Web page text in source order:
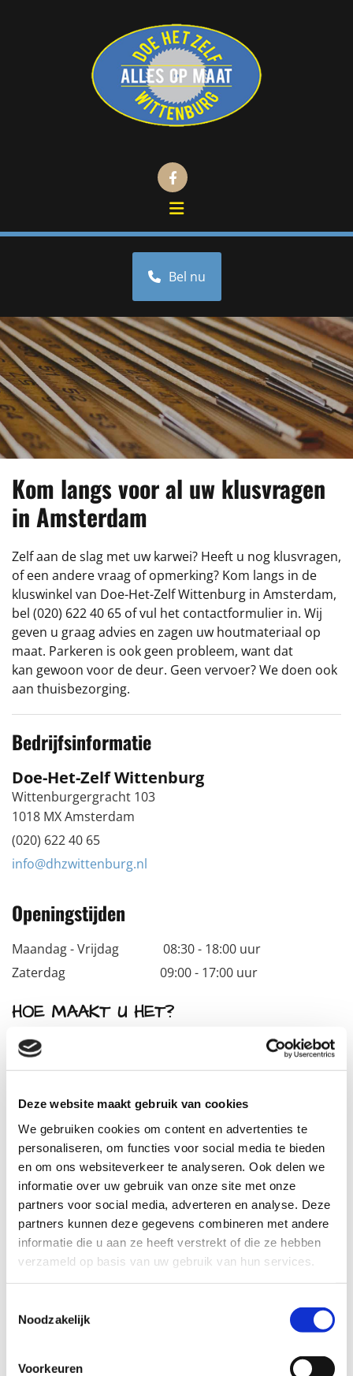
Deze website maakt gebruik van cookies
We gebruiken cookies om content en advertenties te
personaliseren, om functies voor social media te bieden
en om ons websiteverkeer te analyseren. Ook delen we
informatie over uw gebruik van onze site met onze
partners voor social media, adverteren en analyse. Deze
partners kunnen deze gegevens combineren met andere
informatie die u aan ze heeft verstrekt of die ze hebben
verzameld op basis van uw gebruik van hun services.
Noodzakelijk
Voorkeuren
Bel nu
Kom langs voor al uw klusvragen
in Amsterdam
Zelf aan de slag met uw karwei? Heeft u nog klusvragen,
of een andere vraag of opmerking? Kom langs in de
kluswinkel van Doe-Het-Zelf Wittenburg in Amsterdam,
bel (020) 622 40 65 of vul het contactformulier in. Wij
geven u graag advies en zagen uw houtmateriaal op
maat. Parkeren is ook geen probleem, want dat
kan gewoon voor de deur. Geen vervoer? We doen ook
aan thuisbezorging.
Bedrijfsinformatie
Doe-Het-Zelf Wittenburg
Wittenburgergracht 103
1018 MX Amsterdam
(020) 622 40 65
info@dhzwittenburg.nl
Openingstijden
Maandag - Vrijdag 08:30 - 18:00 uur
Zaterdag 09:00 - 17:00 uur
HOE MAAKT U HET?
Accepteer marketingcookies om deze kaart
te bekijken.
Accept cookies
Contactformulier